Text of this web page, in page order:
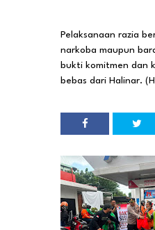
Pelaksanaan razia
narkoba maupun
bukti komitmen dan
bebas dari Halinar.